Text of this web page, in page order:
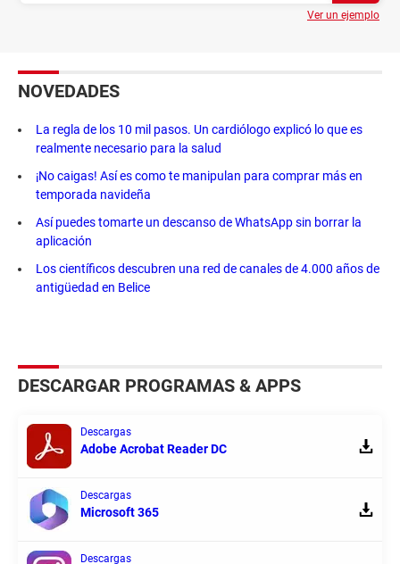
Ver un ejemplo
NOVEDADES
La regla de los 10 mil pasos. Un cardiólogo explicó lo que es
realmente necesario para la salud
¡No caigas! Así es como te manipulan para comprar más en
temporada navideña
Así puedes tomarte un descanso de WhatsApp sin borrar la
aplicación
Los científicos descubren una red de canales de 4.000 años de
antigüedad en Belice
DESCARGAR PROGRAMAS & APPS
Descargas
Adobe Acrobat Reader DC
Descargas
Microsoft 365
Descargas